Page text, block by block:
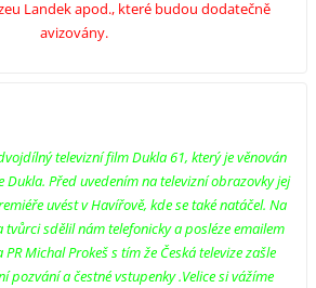
Landek apod., které budou dodatečně
avizovány.
televizní film Dukla 61, který je věnován
Před uvedením na televizní obrazovky jej
uvést v Havířově, kde se také natáčel. Na
sdělil nám telefonicky a posléze emailem
Michal Prokeš s tím že Česká televize zašle
pozvání a čestné vstupenky .Velice si vážíme